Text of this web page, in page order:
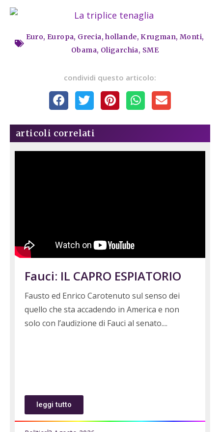
Euro, Europa, Grecia,hollande, Krugman,Monti,
Obama, Oligarchia, SME
condividi questo articolo:
articoli correlati
Fauci: IL CAPRO ESPIATORIO
Fausto ed Enrico Carotenuto sul senso dei
quello che sta accadendo in America e non
solo con l’audizione di Fauci al senato.
leggi tutto